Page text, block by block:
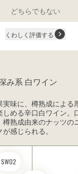
どちらでもない
くわしく評価する
み系 白ワイン
味に、樽熟成による
しめる辛口白ワイン。
熟成由来のナッツの
感じられる。
SW02